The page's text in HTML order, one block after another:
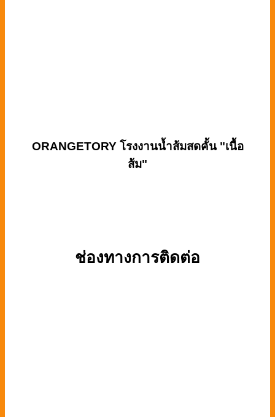
ORANGETORY โรงงานน้ำส้มสดคั้น "เนื้อ
ส้ม"
ช่องทางการติดต่อ